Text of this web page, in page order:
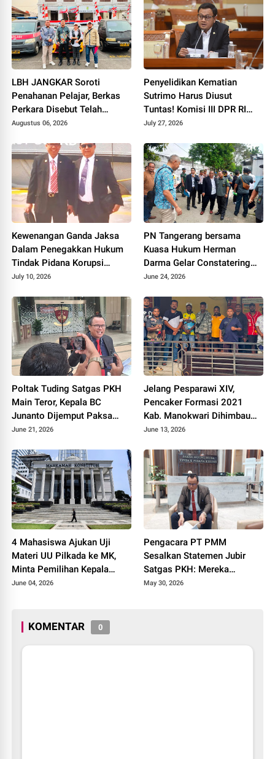
LBH JANGKAR Soroti
Penahanan Pelajar, Berkas
Perkara Disebut Telah
Dicabut
Augustus 06, 2026
Penyelidikan Kematian
Sutrimo Harus Diusut
Tuntas! Komisi III DPR RI
Desak Polda Metro Jaya
Hukum
July 27, 2026
Kewenangan Ganda Jaksa
Dalam Penegakkan Hukum
Tindak Pidana Korupsi
Dipertanyakan
July 10, 2026
PN Tangerang bersama
Kuasa Hukum Herman
Darma Gelar Constatering
Jelang Eksekusi Lahan di
June 24, 2026
Poltak Tuding Satgas PKH
Main Teror, Kepala BC
Junanto Dijemput Paksa
Tanpa Surat Panggilan
June 21, 2026
Jelang Pesparawi XIV,
Pencaker Formasi 2021
Kab. Manokwari Dihimbau
Jaga Kamtibmas
June 13, 2026
4 Mahasiswa Ajukan Uji
Materi UU Pilkada ke MK,
Minta Pemilihan Kepala
Daerah Tetap Dilakukan
June 04, 2026
Pengacara PT PMM
Sesalkan Statemen Jubir
Satgas PKH: Mereka
Melanggar Aturan Malah
May 30, 2026
KOMENTAR 0